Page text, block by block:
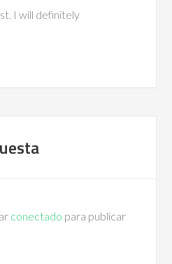
I will definitely
conectado para publicar